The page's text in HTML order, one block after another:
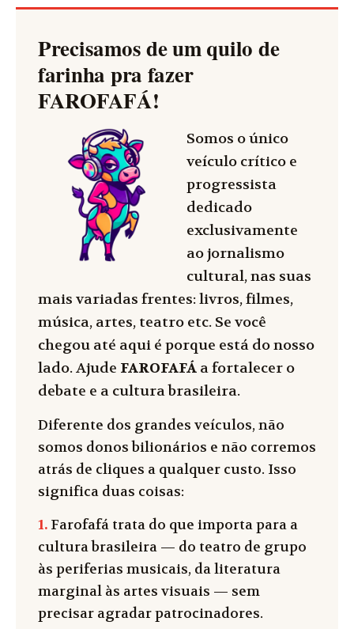
Precisamos de um quilo de
farinha pra fazer
FAROFAFÁ!
Somos o único
veículo crítico e
progressista
dedicado
exclusivamente
ao jornalismo
cultural, nas suas
mais variadas frentes: livros, filmes,
música, artes, teatro etc. Se você
chegou até aqui é porque está do nosso
lado. Ajude FAROFAFÁ a fortalecer o
debate e a cultura brasileira.
Diferente dos grandes veículos, não
somos donos bilionários e não corremos
atrás de cliques a qualquer custo. Isso
significa duas coisas:
1. Farofafá trata do que importa para a
cultura brasileira — do teatro de grupo
às periferias musicais, da literatura
marginal às artes visuais — sem
precisar agradar patrocinadores.